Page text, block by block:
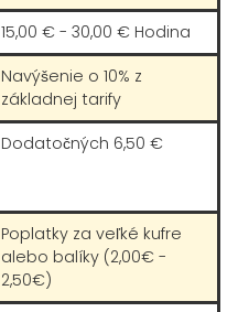
15,00 € - 30,00 € Hodina
Navýšenie o 10% z
základnej tarify
Dodatočných 6,50 €
Poplatky za veľké kufre
alebo balíky (2,00€ -
2,50€)